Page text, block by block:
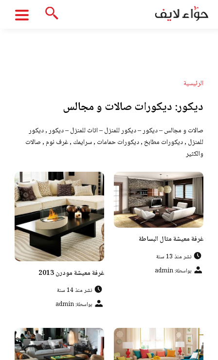
الرئيسية
ديكور:ديكورات صالات و مجالس
صالات و مجالس – ديكور – ديكور للمنزل – اثاث للمنزل – ديكور , ديكور
للمنزل , ديكورات مطابخ , ديكورات حمامات , سرايمك , غرف نوم , صالات
والكثير
غرفة معيشة مثال البساطة
نشر منذ 13 سنة
بواسطة: admin
غرفة معيشة مودرن 2013
نشر منذ 14 سنة
بواسطة: admin